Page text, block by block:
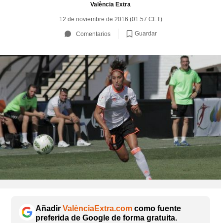
València Extra
12 de noviembre de 2016 (01:57 CET)
Comentarios Guardar
Añadir ValènciaExtra.com como fuente
preferida de Google de forma gratuita.